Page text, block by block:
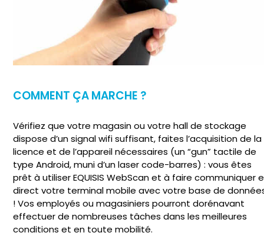
COMMENT ÇA MARCHE ?
Vérifiez que votre magasin ou votre hall de stockage
dispose d’un signal wifi suffisant, faites l’acquisition de la
licence et de l’appareil nécessaires (un “gun” tactile de
type Android, muni d’un laser code-barres) : vous êtes
prêt à utiliser EQUISIS WebScan et à faire communiquer
direct votre terminal mobile avec votre base de
! Vos employés ou magasiniers pourront dorénavant
effectuer de nombreuses tâches dans les meilleures
conditions et en toute mobilité.